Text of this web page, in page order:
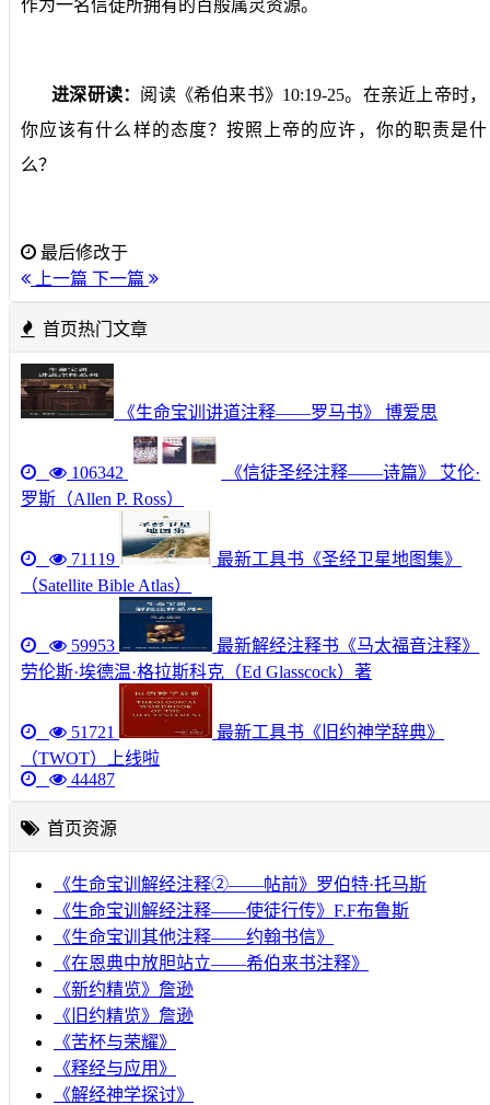
作为一名信徒所拥有的百般属灵资源。
进深研读： 阅读《希伯来书》 10:19-25。在亲近上帝时，
你应该有什么样的态度？按照上帝的应许，你的职责是什
么？
最后修改于
上一篇 下一篇
首页热门文章
《生命宝训讲道注释——罗马书》 博爱思
106342
《信徒圣经注释——诗篇》 艾伦·
罗斯（Allen P. Ross）
71119
最新工具书《圣经卫星地图集》
（Satellite Bible Atlas）
59953
最新解经注释书《马太福音注释》
劳伦斯·埃德温·格拉斯科克（Ed Glasscock）著
51721
最新工具书《旧约神学辞典》
（TWOT）上线啦
44487
首页资源
《生命宝训解经注释②——帖前》罗伯特·托马斯
《生命宝训解经注释——使徒行传》F.F布鲁斯
《生命宝训其他注释——约翰书信》
《在恩典中放胆站立——希伯来书注释》
《新约精览》詹逊
《旧约精览》詹逊
《苦杯与荣耀》
《释经与应用》
《解经神学探讨》